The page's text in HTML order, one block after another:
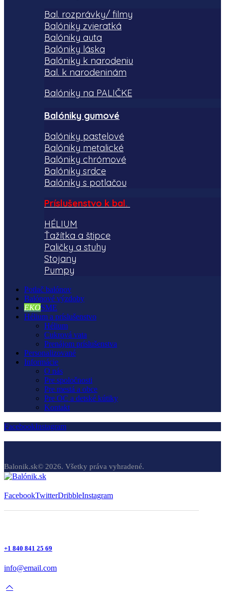
Bal. rozprávky/ filmy
Balóniky zvieratká
Balóniky auta
Balóniky láska
Balóniky k narodeniu
Bal. k narodeninám
Balóniky na PALIČKE
Balóniky gumové
Balóniky pastelové
Balóniky metalické
Balóniky chrómové
Balóniky srdce
Balóniky s potlačou
Príslušenstvo k bal.
HÉLIUM
Ťažítka a štipce
Paličky a stuhy
Stojany
Pumpy
Potlač balónov
Balónové výzdoby
EKOSME
Hélium a príslušenstvo
Hélium
Cukrová vata
Prenájom príslušenstva
Personalizované
Informácie
O nás
Pre spoločnosti
Pre mestá a obce
Pre OC a detské kútiky
Kontakt
FacebookInstagram
Balonik.sk© 2026. Všetky práva vyhradené.
FacebookTwitterDribbleInstagram
+1 840 841 25 69
info@email.com